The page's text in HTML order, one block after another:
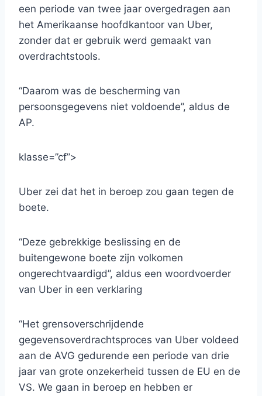
een periode van twee jaar overgedragen aan
het Amerikaanse hoofdkantoor van Uber,
zonder dat er gebruik werd gemaakt van
overdrachtstools.
“Daarom was de bescherming van
persoonsgegevens niet voldoende”, aldus de
AP.
klasse=”cf”>
Uber zei dat het in beroep zou gaan tegen de
boete.
“Deze gebrekkige beslissing en de
buitengewone boete zijn volkomen
ongerechtvaardigd”, aldus een woordvoerder
van Uber in een verklaring
“Het grensoverschrijdende
gegevensoverdrachtsproces van Uber voldeed
aan de AVG gedurende een periode van drie
jaar van grote onzekerheid tussen de EU en de
VS. We gaan in beroep en hebben er